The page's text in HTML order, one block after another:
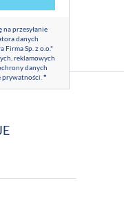
na przesyłanie
danych
Firma Sp. z o.o."
reklamowych
danych
prywatności *